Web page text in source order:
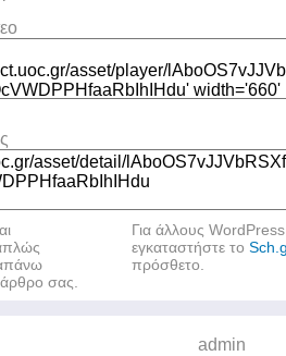
σας.
Για άλλους
εγκαταστήστε το
πρόσθετο.
admin